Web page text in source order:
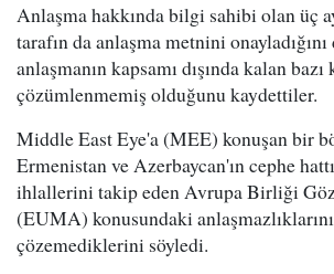
Anlaşma hakkında bilgi sahibi olan üç
tarafın da anlaşma metnini
anlaşmanın kapsamı dışında kalan
çözümlenmemiş olduğunu kaydettiler.
Middle East Eye'a (MEE) konuşan bir
Ermenistan ve Azerbaycan'ın cephe
ihlallerini takip eden Avrupa Birliği
(EUMA) konusundaki
çözemediklerini söyledi.